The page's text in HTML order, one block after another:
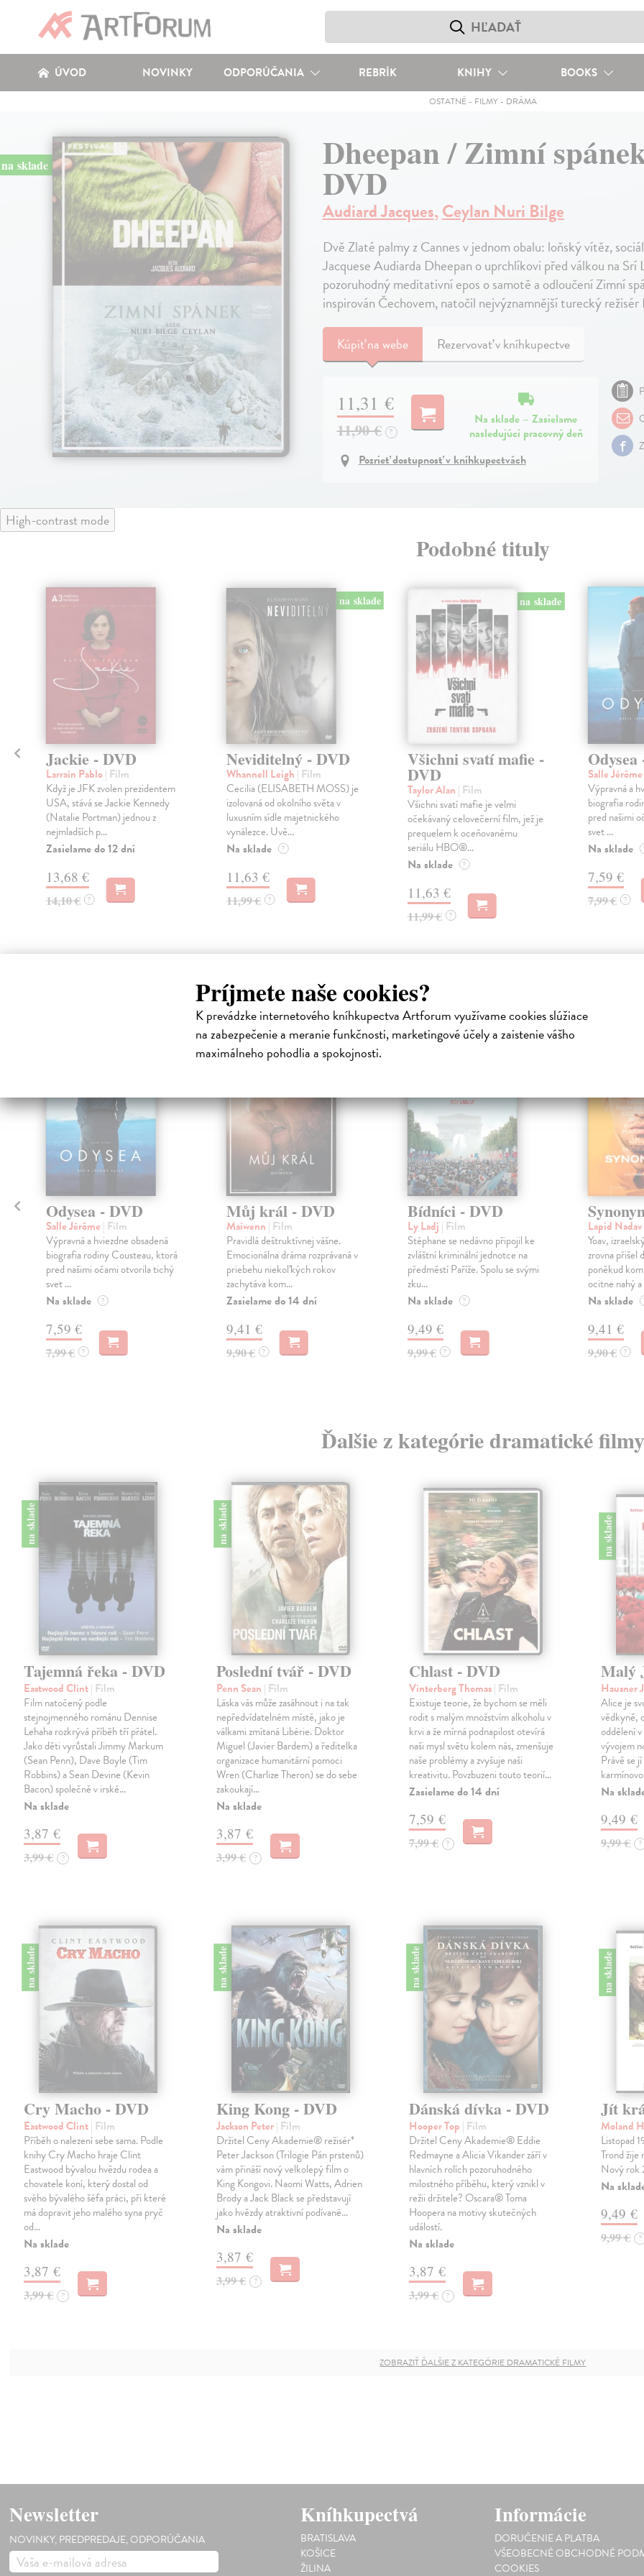
Príjmete naše cookies?
K prevádzke internetového kníhkupectva Artforum využívame cookies slúžiace
na zabezpečenie a meranie funkčnosti, marketingové účely a zaistenie vášho
maximálneho pohodlia a spokojnosti.
ÚVOD NOVINKY ODPORÚČANIA REBRÍK KNIHY BOOKS
OSTATNÉ- FILMY- DRÁMA
na sklade Dheepan / Zimní
DVD
Audiard Jacques,Ceylan Nuri Bilge
Dvě Zlaté palmy z Cannes v jednom obalu: loňský vítěz,
Jacquese Audiarda Dheepan o uprchlíkovi před válkou na Srí
pozoruhodný meditativní epos o samotě a odloučení Zimní
inspirován Čechovem, natočil nejvýznamnější turecký
Kúpiťna webe Rezervovať v kníhkupectve
11,31 €
11,90 € ?
Na sklade – Zasielame
nasledujúci pracovný deň
Pozrieť dostupnosť v kníhkupectvách
High-contrast mode
Podobné tituly
Jackie - DVD
Larraín Pablo| Film
Když je JFK zvolen prezidentem
USA, stává se Jackie Kennedy
(Natalie Portman) jednou z
nejmladších p...
Zasielame do 12 dní
13,68 €
14,10 € ?
na sklade
Neviditelný - DVD
Whannell Leigh | Film
Cecilia (ELISABETH MOSS) je
izolovaná od okolního světa v
luxusním sídle majetnického
vynálezce. Uvě...
Na sklade ?
11,63 €
11,99 € ?
na sklade
Všichni svatí mafie -
DVD
Taylor Alan | Film
Všichni svatí mafie je velmi
očekávaný celovečerní film, jež je
prequelem k oceňovanému
seriálu HBO®...
Na sklade ?
11,63 €
11,99 € ?
Salle Jérôme
Výpravná a
biografia
pred našimi
svet ...
Na sklade
7,59 €
7,99 € ?
Čitatelia s podobným vkusom si
na sklade
Odysea - DVD
Salle Jérôme | Film
Výpravná a hviezdne obsadená
biografia rodiny Cousteau, ktorá
pred našimi očami otvorila tichý
svet ...
Na sklade ?
7,59 €
7,99 € ?
Můj král - DVD
Maiwenn | Film
Pravidlá deštruktívnej vášne.
Emocionálna dráma rozprávaná v
priebehu niekoľkých rokov
zachytáva kom...
Zasielame do 14 dní
9,41 €
9,90 € ?
Bídníci - DVD
Ly Ladj | Film
Stéphane se nedávno připojil ke
zvláštní kriminální jednotce na
předměstí Paříže. Spolu se svými
zku...
Na sklade ?
9,49 €
9,99 € ?
Lapid Nadav
Yoav,
zrovna přišel
poněkud
ocitne nahý a
Na sklade
9,41 €
9,90 € ?
Ďalšie z kategórie dramatické filmy
na sklade
Tajemná řeka - DVD
Eastwood Clint| Film
Film natočený podle
stejnojmenného románu Dennise
Lehaha rozkrývá příběh tří přátel.
Jako děti vyrůstali Jimmy Markum
(Sean Penn), Dave Boyle (Tim
Robbins) a Sean Devine (Kevin
Bacon) společně v irské…
Na sklade
3,87 €
3,99 € ?
na sklade
Poslední tvář - DVD
Penn Sean | Film
Láska vás může zasáhnout i na tak
nepředvídatelném místě, jako je
válkami zmítaná Libérie. Doktor
Miguel (Javier Bardem) a ředitelka
organizace humanitární pomoci
Wren (Charlize Theron) se do sebe
zakoukají…
Na sklade
3,87 €
3,99 € ?
Chlast - DVD
Vinterberg Thomas| Film
Existuje teorie, že bychom se měli
rodit s malým množstvím alkoholu v
krvi a že mírná podnapilost otevírá
naši mysl světu kolem nás, zmenšuje
naše problémy a zvyšuje naši
kreativitu. Povzbuzeni touto teorií…
Zasielame do 14 dní
7,59 €
7,99 € ?
na sklade
Malý
Hausner
Alice je
vědkyně,
oddělení
vývojem
Právě se
Na
9,49 €
9,99 € ?
na sklade
Cry Macho - DVD
Eastwood Clint| Film
Příběh o nalezení sebe sama. Podle
knihy Cry Macho hraje Clint
Eastwood bývalou hvězdu rodea a
chovatele koní, který dostal od
svého bývalého šéfa práci, při které
má dopravit jeho malého syna pryč
od…
Na sklade
3,87 €
3,99 € ?
na sklade
King Kong - DVD
Jackson Peter| Film
Držitel Ceny Akademie® režisér*
Peter Jackson (Trilogie Pán prstenů)
vám přináší nový velkolepý film o
King Kongovi. Naomi Watts, Adrien
Brody a Jack Black se představují
jako hvězdy atraktivní podívané…
Na sklade
3,87 €
3,99 € ?
na sklade
Dánská dívka - DVD
Hooper Top | Film
Držitel Ceny Akademie® Eddie
Redmayne a Alicia Vikander září v
hlavních rolích pozoruhodného
milostného příběhu, který vznikl v
režii držitele? Oscara® Toma
Hoopera na motivy skutečných
událostí.
Na sklade
3,87 €
3,99 € ?
na sklade
Jít
Moland
Listopad
Trond žije
Nový rok
Na
9,49 €
9,99 € ?
ZOBRAZIŤ ĎALŠIE Z KATEGÓRIE DRAMATICKÉ FILMY
Newsletter
NOVINKY, PREDPREDAJE, ODPORÚČANIA
Kníhkupectvá
BRATISLAVA
KOŠICE
ŽILINA
Informácie
DORUČENIE A PLATBA
VŠEOBECNÉ OBCHODNÉ
COOKIES